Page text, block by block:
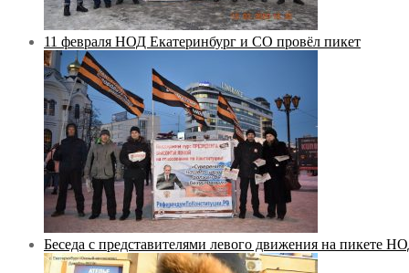
11 февраля НОД Екатеринбург и СО провёл пикет
Беседа с представителями левого движения на пикете